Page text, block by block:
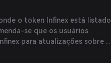
o token Infinex está listado
se que os usuários
para atualizações sobre a
do token.